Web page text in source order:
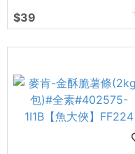
$39